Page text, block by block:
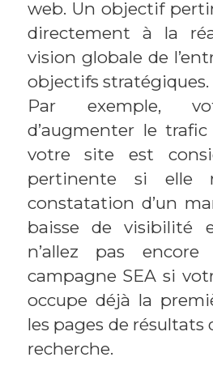
web. Un objectif
directement à la
vision globale de
objectifs stratégiques.
Par exemple,
d’augmenter le
votre site est
pertinente si elle
constatation d’un
baisse de visibilité
n’allez pas
campagne SEA si
occupe déjà la
les pages de résultats
recherche.